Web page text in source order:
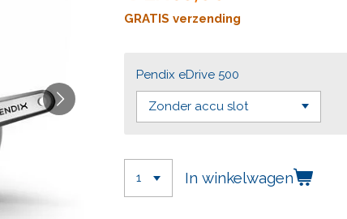
GRATIS verzending
Pendix eDrive 500
In winkelwagen